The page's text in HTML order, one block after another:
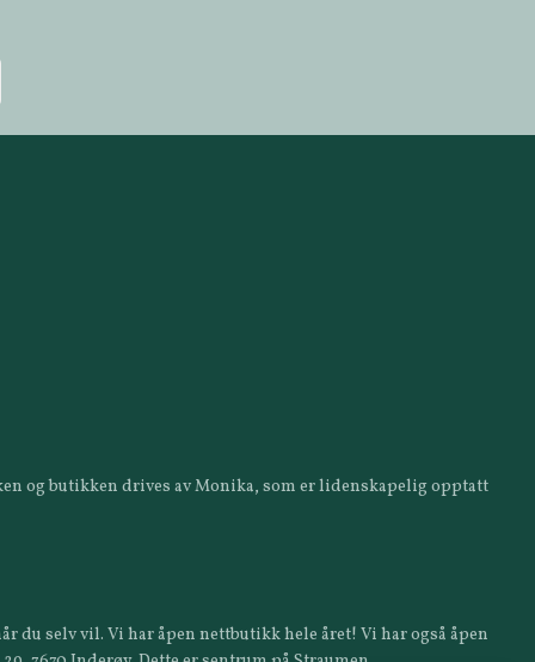
og butikken drives av Monika, som er lidenskapelig opptatt
du selv vil. Vi har åpen nettbutikk hele året! Vi har også åpen